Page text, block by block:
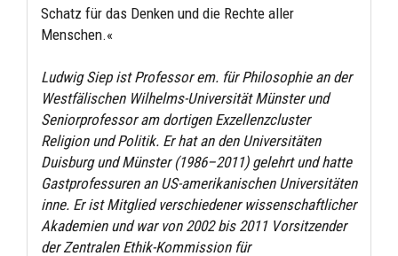
Schatz für das Denken und die Rechte aller
Menschen.«
Ludwig Siep ist Professor em. für Philosophie an der
Westfälischen Wilhelms-Universität Münster und
Seniorprofessor am dortigen Exzellenzcluster
Religion und Politik. Er hat an den Universitäten
Duisburg und Münster (1986–2011) gelehrt und hatte
Gastprofessuren an US-amerikanischen Universitäten
inne. Er ist Mitglied verschiedener wissenschaftlicher
Akademien und war von 2002 bis 2011 Vorsitzender
der Zentralen Ethik-Kommission für